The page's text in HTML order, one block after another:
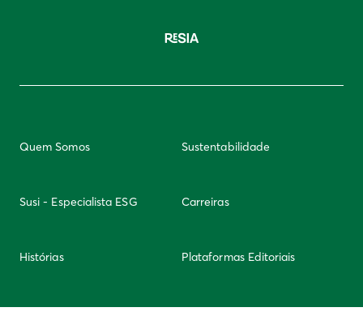
Quem Somos Sustentabilidade
Susi - Especialista ESG Carreiras
Histórias Plataformas Editoriais
Newsletter Integridade